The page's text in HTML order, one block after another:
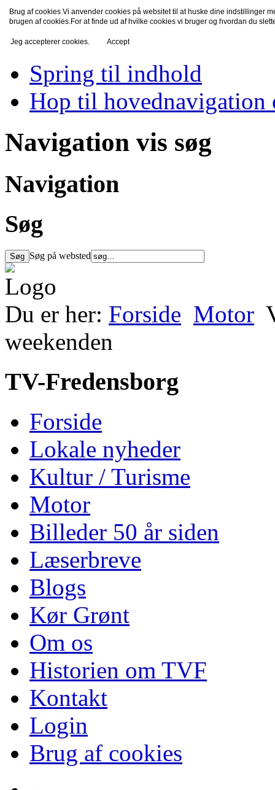
TV-Fredensborg
Spring til indhold
Hop til hovednavigation
Navigation vis søg
Navigation
Søg
Søg på websted
Du er her: Forside Motor
weekenden
TV-Fredensborg
Forside
Lokale nyheder
Kultur / Turisme
Motor
Billeder 50 år siden
Læserbreve
Blogs
Kør Grønt
Om os
Historien om TVF
Kontakt
Login
Brug af cookies
Brug af cookies Vi anvender cookies på websitet til at huske dine indstillinger
brugen af cookies.For at finde ud af hvilke cookies vi bruger og hvordan du
Jeg accepterer cookies. Accept